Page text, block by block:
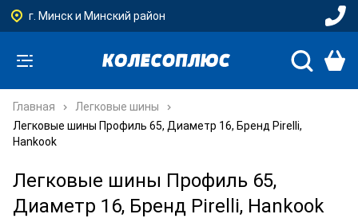
г. Минск и Минский район
Главная
Легковые шины
Легковые шины Профиль 65, Диаметр 16, Бренд Pirelli,
Hankook
Легковые шины Профиль 65,
Диаметр 16, Бренд Pirelli, Hankook